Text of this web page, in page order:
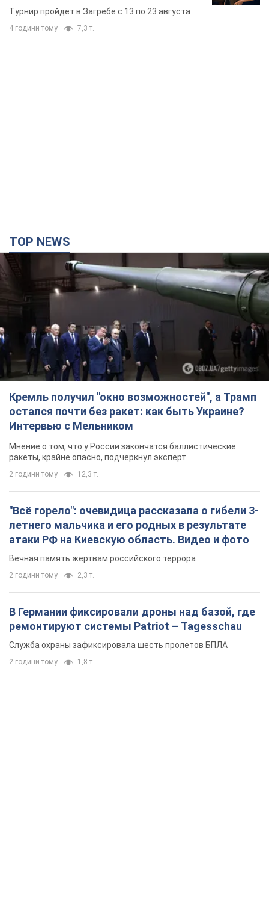
Европы основных спортсменов
Турнир пройдет в Загребе с 13 по 23 августа
4 години тому 7,3 т.
TOP NEWS
Кремль получил "окно возможностей", а Трамп
остался почти без ракет: как быть Украине?
Интервью с Мельником
Мнение о том, что у России закончатся баллистические
ракеты, крайне опасно, подчеркнул эксперт
2 години тому 12,3 т.
"Всё горело": очевидица рассказала о гибели 3-
летнего мальчика и его родных в результате
атаки РФ на Киевскую область. Видео и фото
Вечная память жертвам российского террора
2 години тому 2,3 т.
В Германии фиксировали дроны над базой, где
ремонтируют системы Patriot – Tagesschau
Служба охраны зафиксировала шесть пролетов БПЛА
2 години тому 1,8 т.